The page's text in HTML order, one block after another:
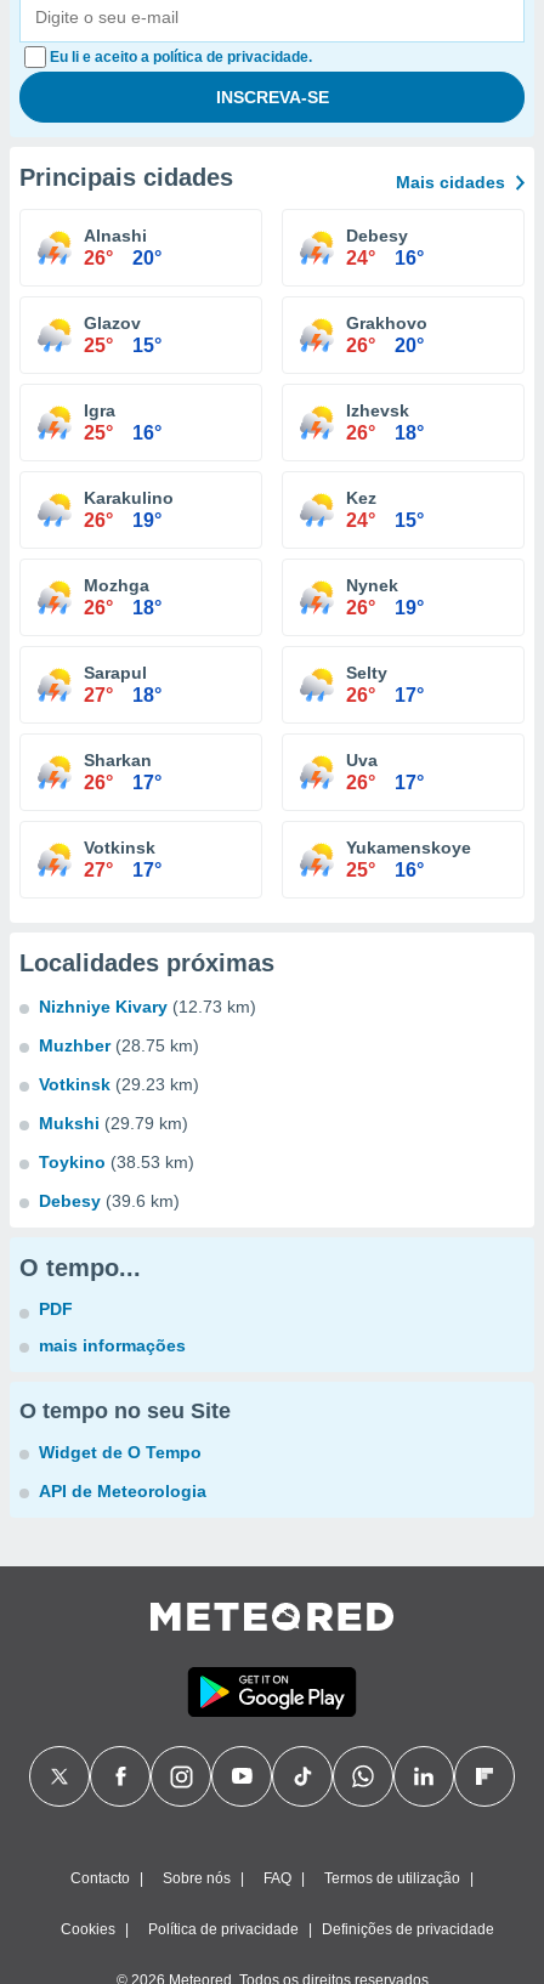
Eu li e aceito a política de privacidade.
Principais cidades Mais cidades
Alnashi
26° 20°
Debesy
24° 16°
Glazov
25° 15°
Grakhovo
26° 20°
Igra
25° 16°
Izhevsk
26° 18°
Karakulino
26° 19°
Kez
24° 15°
Mozhga
26° 18°
Nynek
26° 19°
Sarapul
27° 18°
Selty
26° 17°
Sharkan
26° 17°
Uva
26° 17°
Votkinsk
27° 17°
Yukamenskoye
25° 16°
Localidades próximas
Nizhniye Kivary (12.73 km)
Muzhber (28.75 km)
Votkinsk (29.23 km)
Mukshi (29.79 km)
Toykino (38.53 km)
Debesy (39.6 km)
O tempo...
PDF
mais informações
O tempo no seu Site
Widget de O Tempo
API de Meteorologia
Contacto Sobre nós FAQ Termos de utilização
Cookies Política de privacidade Definições de privacidade
© 2026 Meteored. Todos os direitos reservados